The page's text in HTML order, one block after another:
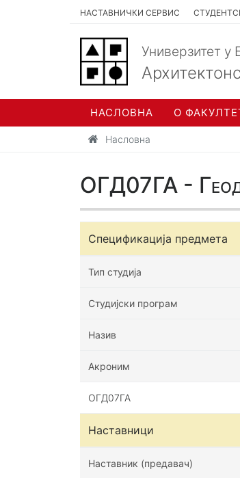
НАСТАВНИЧКИ СЕРВИС
Универзитет у
НАСЛОВНА О
Насловна
ОГД07ГА -
Спецификација предмета
Тип студија
Студијски програм
Назив
Акроним
ОГД07ГА
Наставници
Наставник (предавач)